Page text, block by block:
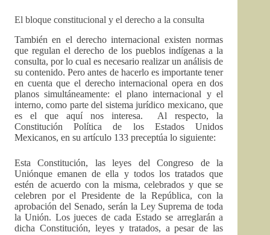
El bloque constitucional y el derecho a la consulta
También en el derecho internacional existen normas
que regulan el derecho de los pueblos indígenas a la
consulta, por lo cual es necesario realizar un análisis de
su contenido. Pero antes de hacerlo es importante tener
en cuenta que el derecho internacional opera en dos
planos simultáneamente: el plano internacional y el
interno, como parte del sistema jurídico mexicano, que
es el que aquí nos interesa. Al respecto, la
Constitución Política de los Estados Unidos
Mexicanos, en su artículo 133 preceptúa lo siguiente:
Esta Constitución, las leyes del Congreso de la
Uniónque emanen de ella y todos los tratados que
estén de acuerdo con la misma, celebrados y que se
celebren por el Presidente de la República, con la
aprobación del Senado, serán la Ley Suprema de toda
la Unión. Los jueces de cada Estado se arreglarán a
dicha Constitución, leyes y tratados, a pesar de las